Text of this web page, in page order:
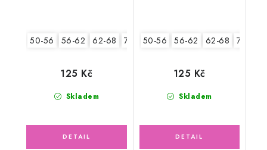
50-56 56-62 62-68 74-86
Skladem
125 Kč
50-56 56-62 62-68 74-86
Skladem
125 Kč